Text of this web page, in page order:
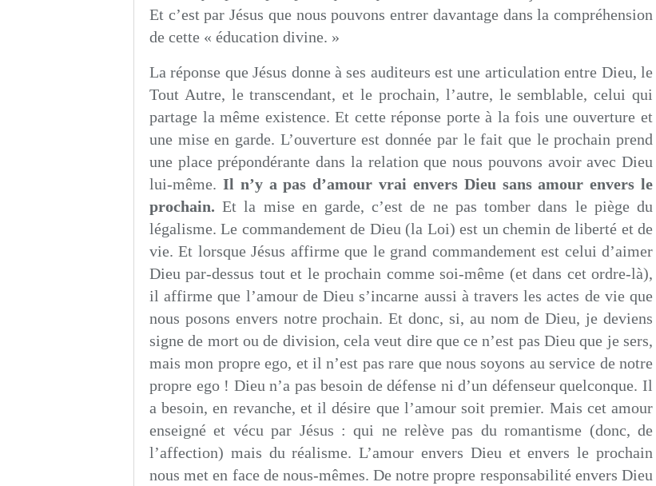
Et c’est par Jésus que nous pouvons entrer davantage dans la compréhension
de cette « éducation divine. »
La réponse que Jésus donne à ses auditeurs est une articulation entre Dieu, le
Tout Autre, le transcendant, et le prochain, l’autre, le semblable, celui qui
partage la même existence. Et cette réponse porte à la fois une ouverture et
une mise en garde. L’ouverture est donnée par le fait que le prochain prend
une place prépondérante dans la relation que nous pouvons avoir avec Dieu
lui-même. Il n’y a pas d’amour vrai envers Dieu sans amour envers le
prochain. Et la mise en garde, c’est de ne pas tomber dans le piège du
légalisme. Le commandement de Dieu (la Loi) est un chemin de liberté et de
vie. Et lorsque Jésus affirme que le grand commandement est celui d’aimer
Dieu par-dessus tout et le prochain comme soi-même (et dans cet ordre-là),
il affirme que l’amour de Dieu s’incarne aussi à travers les actes de vie que
nous posons envers notre prochain. Et donc, si, au nom de Dieu, je deviens
signe de mort ou de division, cela veut dire que ce n’est pas Dieu que je sers,
mais mon propre ego, et il n’est pas rare que nous soyons au service de notre
propre ego ! Dieu n’a pas besoin de défense ni d’un défenseur quelconque. Il
a besoin, en revanche, et il désire que l’amour soit premier. Mais cet amour
enseigné et vécu par Jésus : qui ne relève pas du romantisme (donc, de
l’affection) mais du réalisme. L’amour envers Dieu et envers le prochain
nous met en face de nous-mêmes. De notre propre responsabilité envers Dieu